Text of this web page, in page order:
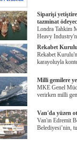
Siparişi
tazminat
Londra Tahkim
Heavy
Rekabet
Rekabet
karayoluyla
Milli gemilere
MKE Genel
verirken milli
Van'da yüzen
Van'ın Edremit
Belediyesi’nin,